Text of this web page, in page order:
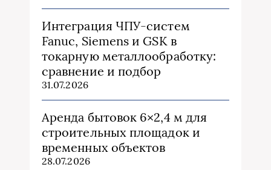
Интеграция ЧПУ-систем
Fanuc, Siemens и GSK в
токарную металлообработку:
сравнение и подбор
31.07.2026
Аренда бытовок 6×2,4 м для
строительных площадок и
временных объектов
28.07.2026